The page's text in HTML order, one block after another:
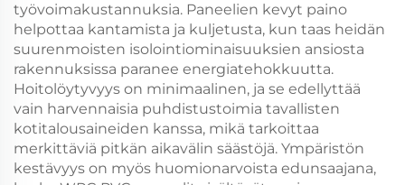
työvoimakustannuksia. Paneelien kevyt paino
helpottaa kantamista ja kuljetusta, kun taas heidän
suurenmoisten isolointiominaisuuksien ansiosta
rakennuksissa paranee energiatehokkuutta.
Hoitolöytyvyys on minimaalinen, ja se edellyttää
vain harvennaisia puhdistustoimia tavallisten
kotitalousaineiden kanssa, mikä tarkoittaa
merkittäviä pitkän aikavälin säästöjä. Ympäristön
kestävyys on myös huomionarvoista edunsaajana,